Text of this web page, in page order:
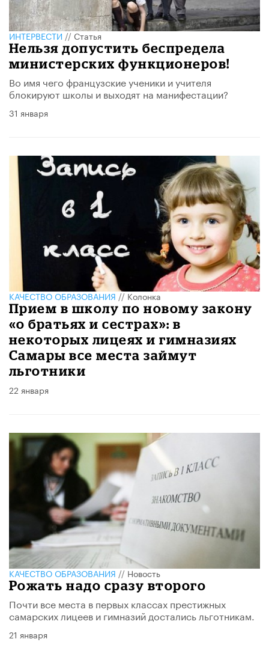
ИНТЕРВЕСТИ//Статья
Нельзя допустить беспредела
министерских функционеров!
Во имя чего французские ученики и учителя
блокируют школы и выходят на манифестации?
31 января
КАЧЕСТВО ОБРАЗОВАНИЯ//Колонка
Прием в школу по новому закону
«о братьях и сестрах»: в
некоторых лицеях и гимназиях
Самары все места займут
льготники
22 января
КАЧЕСТВО ОБРАЗОВАНИЯ//Новость
Рожать надо сразу второго
Почти все места в первых классах престижных
самарских лицеев и гимназий достались льготникам.
21 января